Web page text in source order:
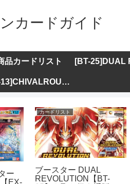
カードガイド
品カードリスト
[EX-13]CHIVALROUS XIII
ー
カードリスト
ブースター DUAL
REVOLUTION【BT-